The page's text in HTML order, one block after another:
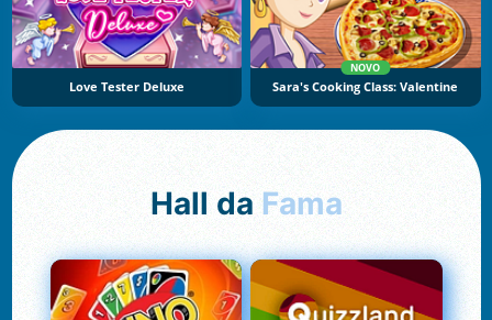
Love Tester Deluxe
NOVO
Sara's Cooking Class: Valentine
Hall da Fama